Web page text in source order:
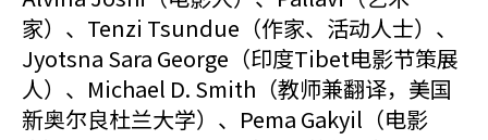
家）、Tenzi Tsundue（作家、活动人士）、
Jyotsna Sara George（印度Tibet电影节策展
人）、Michael D. Smith（教师兼翻译，美国
新奥尔良杜兰大学）、Pema Gakyil（电影